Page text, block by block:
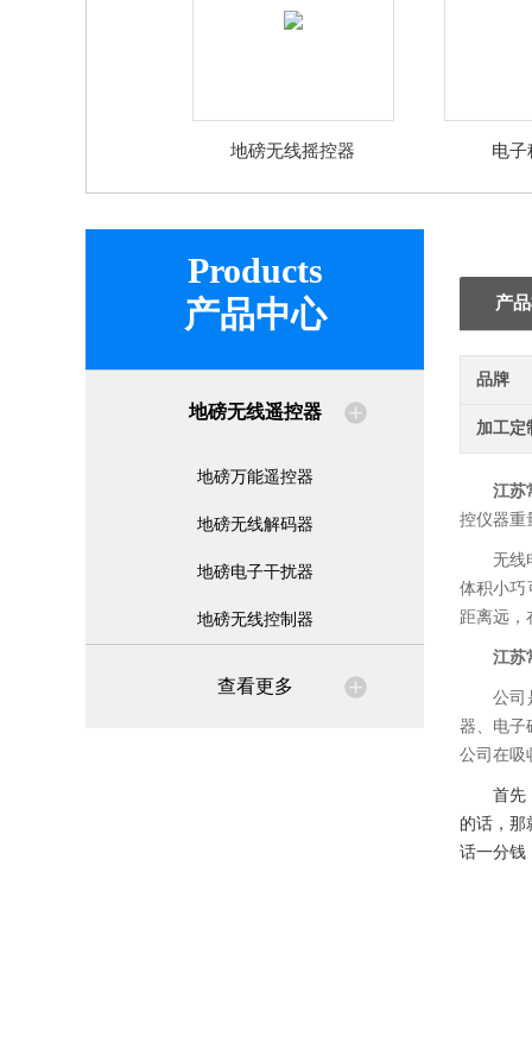
地磅无线摇控器 电子
Products
产品中心
地磅无线遥控器
地磅万能遥控器
地磅无线解码器
地磅电子干扰器
地磅无线控制器
查看更多
产
品牌
加工定
江苏
控仪器重
无线
体积小巧
距离远，
江苏
公司
器、电子
公司在吸
首先
的话，那
话一分钱